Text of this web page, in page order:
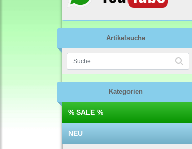
Artikelsuche
Kategorien
% SALE %
NEU